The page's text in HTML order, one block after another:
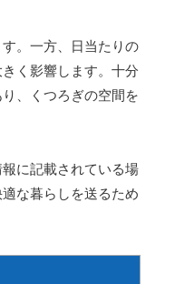
。一方、日当たりの
く影響します。十分
、くつろぎの空間を
に記載されている場
な暮らしを送るため